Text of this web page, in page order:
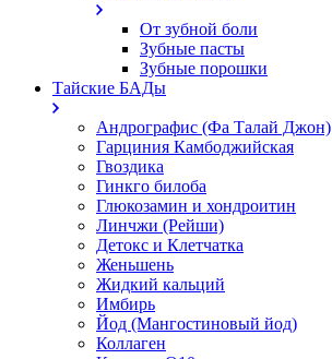
От зубной боли
Зубные пасты
Зубные порошки
Тайские БАДы
Андрографис (Фа Талай Джон)
Гарциния Камбоджийская
Гвоздика
Гинкго билоба
Глюкозамин и хондроитин
Линчжи (Рейши)
Детокс и Клетчатка
Женьшень
Жидкий кальций
Имбирь
Йод (Мангостиновый йод)
Коллаген